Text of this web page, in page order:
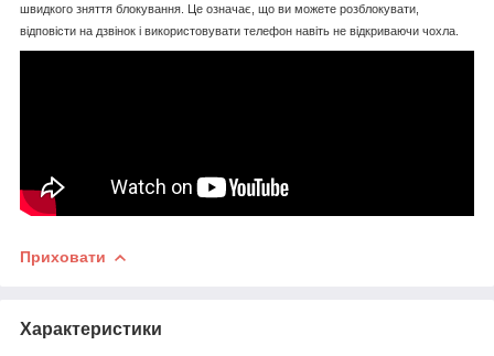
швидкого зняття блокування. Це означає, що ви можете розблокувати,
відповісти на дзвінок і використовувати телефон навіть не відкриваючи чохла.
Приховати
Характеристики